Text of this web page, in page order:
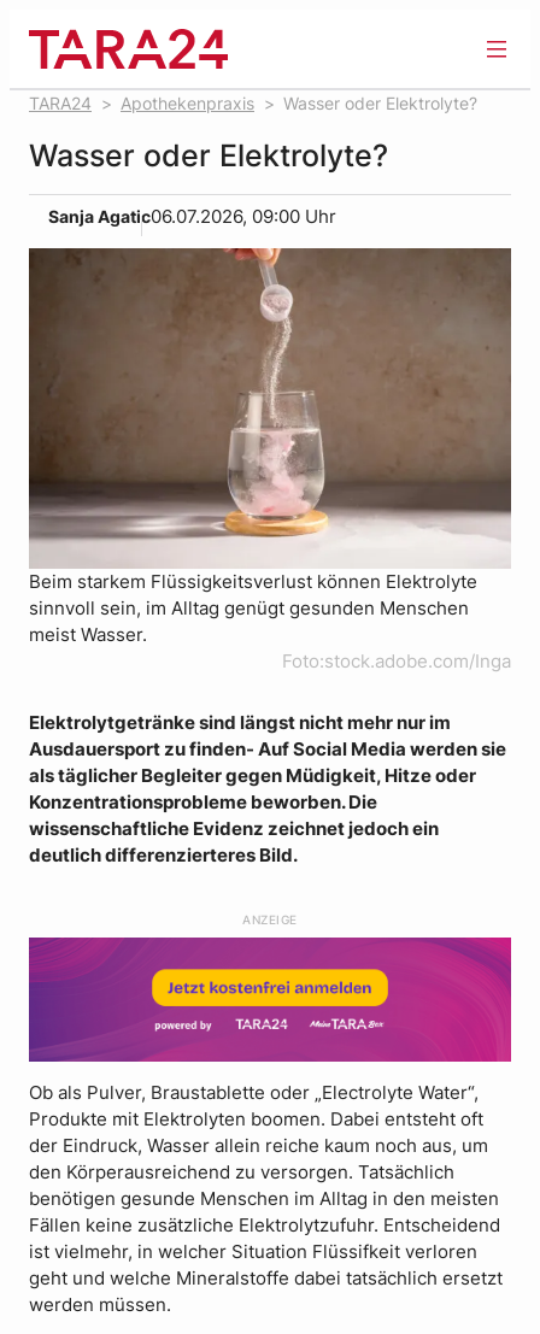
springen
TARA24 Apothekenpraxis Wasser oder Elektrolyte?
Wasser oder Elektrolyte?
Sanja Agatic06.07.2026, 09:00 Uhr
Beim starkem Flüssigkeitsverlust können Elektrolyte
sinnvoll sein, im Alltag genügt gesunden Menschen
meist Wasser.
Foto:stock.adobe.com/Inga
Elektrolytgetränke sind längst nicht mehr nur im
Ausdauersport zu finden- Auf Social Media werden sie
als täglicher Begleiter gegen Müdigkeit, Hitze oder
Konzentrationsprobleme beworben. Die
wissenschaftliche Evidenz zeichnet jedoch ein
deutlich differenzierteres Bild.
ANZEIGE
Ob als Pulver, Braustablette oder „Electrolyte Water“,
Produkte mit Elektrolyten boomen. Dabei entsteht oft
der Eindruck, Wasser allein reiche kaum noch aus, um
den Körperausreichend zu versorgen. Tatsächlich
benötigen gesunde Menschen im Alltag in den meisten
Fällen keine zusätzliche Elektrolytzufuhr. Entscheidend
ist vielmehr, in welcher Situation Flüssifkeit verloren
geht und welche Mineralstoffe dabei tatsächlich ersetzt
werden müssen.